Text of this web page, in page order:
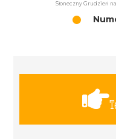
Słoneczny Grudzień